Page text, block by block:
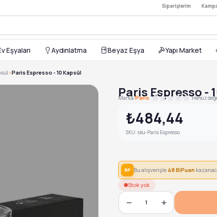
Kapsülü - 10 Kapsül — 755,00TL
— 755,00TL
Kapsül — 755,00TL
Kapsülü - 10 Kapsül — 755,00TL
Siparişlerim
Eşyaları Aydınlatma Beyaz Eşya Yapı Market
>Paris Espresso - 10 Kapsül
Paris Espresso -
Marka:Paris Henüz
₺484,44
SKU: sku-Paris Espresso
BP Bu alışverişle 48 BiPuan
Stok yok
1